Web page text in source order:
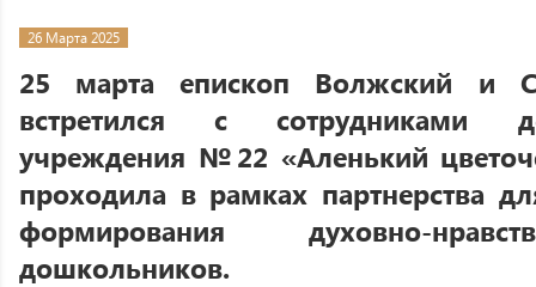
26 Марта 2025
25 марта епископ Волжский и
встретился с сотрудниками
учреждения №22 «Аленький
проходила в рамках партнерства
формирования духовно-
дошкольников.